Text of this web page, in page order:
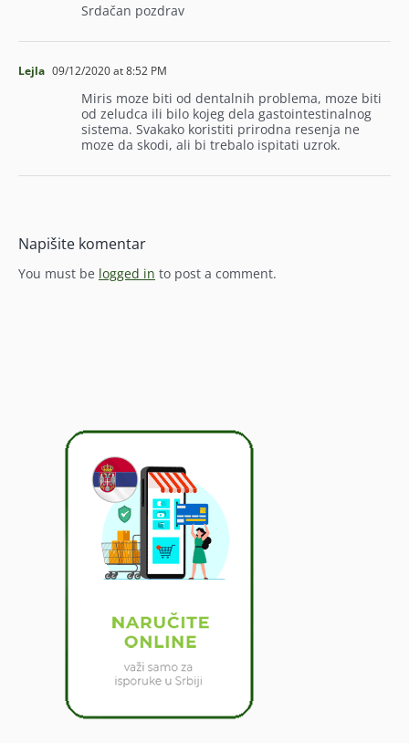
Srdačan pozdrav
Lejla 09/12/2020 at 8:52 PM
Miris moze biti od dentalnih problema, moze biti
od zeludca ili bilo kojeg dela gastointestinalnog
sistema. Svakako koristiti prirodna resenja ne
moze da skodi, ali bi trebalo ispitati uzrok.
Napišite komentar
You must be logged in to post a comment.